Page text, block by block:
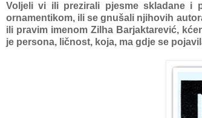
Voljeli vi ili prezirali pjesme skladane i
ornamentikom, ili se gnušali njihovih
ili pravim imenom Zilha Barjaktarević,
je persona, ličnost, koja, ma gdje se